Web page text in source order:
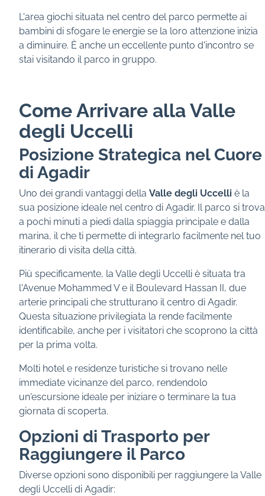
L'area giochi situata nel centro del parco permette ai
bambini di sfogare le energie se la loro attenzione inizia
a diminuire. È anche un eccellente punto d'incontro se
stai visitando il parco in gruppo.
Come Arrivare alla Valle
degli Uccelli
Posizione Strategica nel Cuore
di Agadir
Uno dei grandi vantaggi della Valle degli Uccelli è la
sua posizione ideale nel centro di Agadir. Il parco si trova
a pochi minuti a piedi dalla spiaggia principale e dalla
marina, il che ti permette di integrarlo facilmente nel tuo
itinerario di visita della città.
Più specificamente, la Valle degli Uccelli è situata tra
l'Avenue Mohammed V e il Boulevard Hassan II, due
arterie principali che strutturano il centro di Agadir.
Questa situazione privilegiata la rende facilmente
identificabile, anche per i visitatori che scoprono la città
per la prima volta.
Molti hotel e residenze turistiche si trovano nelle
immediate vicinanze del parco, rendendolo
un'escursione ideale per iniziare o terminare la tua
giornata di scoperta.
Opzioni di Trasporto per
Raggiungere il Parco
Diverse opzioni sono disponibili per raggiungere la Valle
degli Uccelli di Agadir: